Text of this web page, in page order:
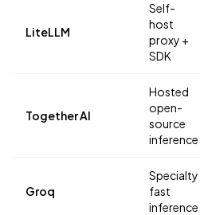
LiteLLM
Self-
host
proxy +
SDK
Together AI
Hosted
open-
source
inference
Groq
Specialty
fast
inference